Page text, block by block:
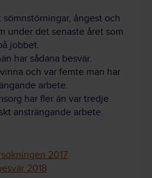
sömnstörningar, ångest och
under det senaste året som
jobbet.
har sådana besvär.
och var femte man har
arbete.
har fler än var tredje
ansträngande arbete.
2017
2018